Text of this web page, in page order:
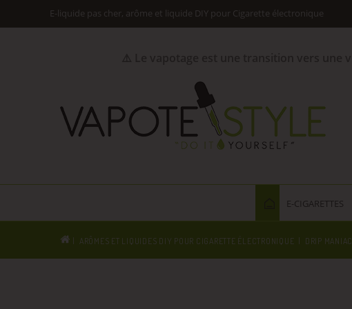
E-liquide pas cher, arôme et liquide DIY pour Cigarette électronique
E-CIGARETTES
ARÔMES ET LIQUIDES DIY POUR CIGARETTE ÉLECTRONIQUE DRIP MANIAC